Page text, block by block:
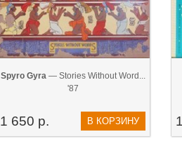
Spyro Gyra— Stories Without Word...
'87
1 650 р. В КОРЗИНУ